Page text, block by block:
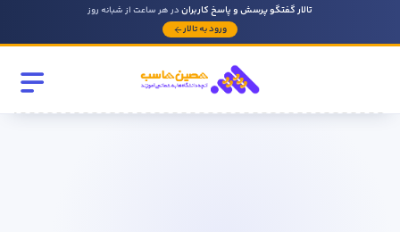
تالار گفتگو پرسش و پاسخ کاربراندر هر ساعت از شبانه روز
ورود به تالار